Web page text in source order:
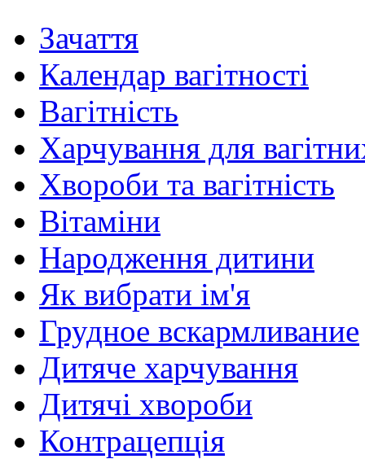
Зачаття
Календар вагітності
Вагітність
Харчування для
Хвороби та вагітність
Вітаміни
Народження дитини
Як вибрати ім'я
Грудное вскармливание
Дитяче харчування
Дитячі хвороби
Контрацепція